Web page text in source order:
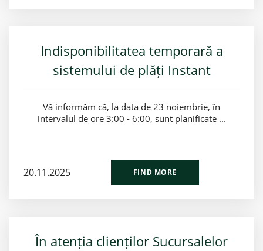
Indisponibilitatea temporară a
sistemului de plăți Instant
Vă informăm că, la data de 23 noiembrie, în
intervalul de ore 3:00 - 6:00, sunt planificate ...
20.11.2025 FIND MORE
În atenția clienților Sucursalelor